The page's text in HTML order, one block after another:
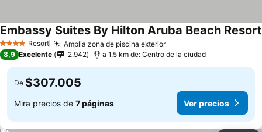
4 EstrellasResort Amplia zona de piscina exterior
Embassy Suites By Hilton Aruba Beach Resort
8,9 Excelente 2.942 a 1.5 km de: Centro de la ciudad
De $307.005
Mira precios de 7 páginas Ver precios